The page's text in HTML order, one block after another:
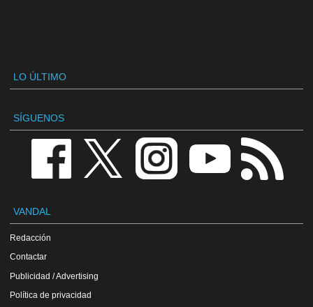
LO ÚLTIMO
SÍGUENOS
VANDAL
Redacción
Contactar
Publicidad / Advertising
Política de privacidad